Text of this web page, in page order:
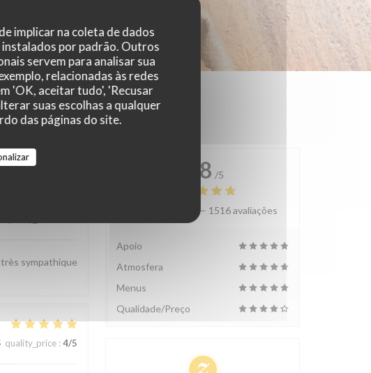
implicar na coleta de dados
por padrão. Outros
servem para analisar sua
relacionadas às redes
'OK, aceitar tudo', 'Recusar
suas escolhas a qualquer
das páginas do site.
sympathique
quality_price : 4/5
4.8 /5
Avaliação média — 1516 avaliações
Apoio
Atmosfera
Menus
Qualidade/Preço